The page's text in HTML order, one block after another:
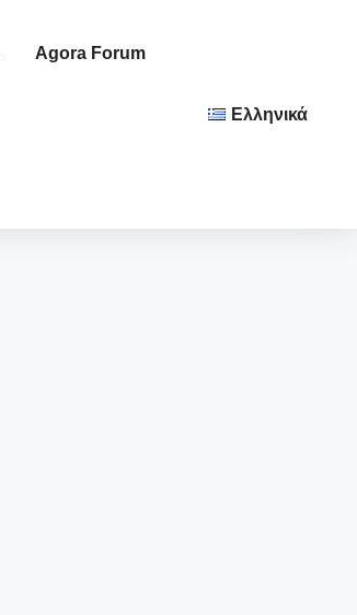
Agora Forum
Ελληνικά